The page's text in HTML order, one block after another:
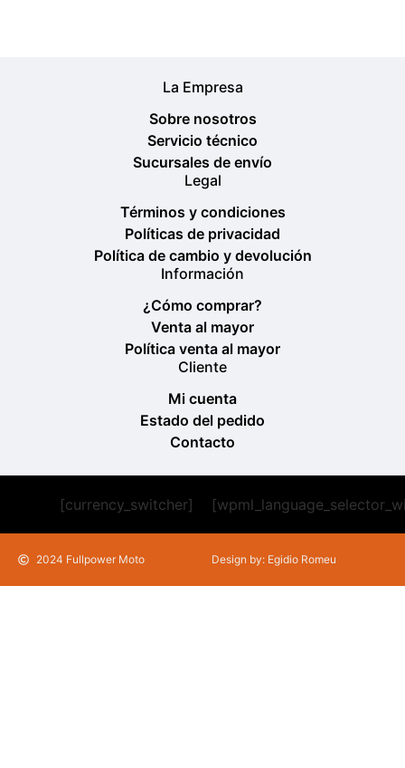
La Empresa
Sobre nosotros
Servicio técnico
Sucursales de envío
Legal
Términos y condiciones
Políticas de privacidad
Política de cambio y devolución
Información
¿Cómo comprar?
Venta al mayor
Política venta al mayor
Cliente
Mi cuenta
Estado del pedido
Contacto
[currency_switcher]
2024 Fullpower Moto Design by: Egidio Romeu